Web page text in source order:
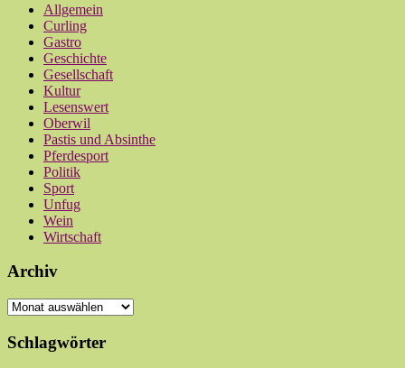
Allgemein
Curling
Gastro
Geschichte
Gesellschaft
Kultur
Lesenswert
Oberwil
Pastis und Absinthe
Pferdesport
Politik
Sport
Unfug
Wein
Wirtschaft
Archiv
Archiv
Schlagwörter